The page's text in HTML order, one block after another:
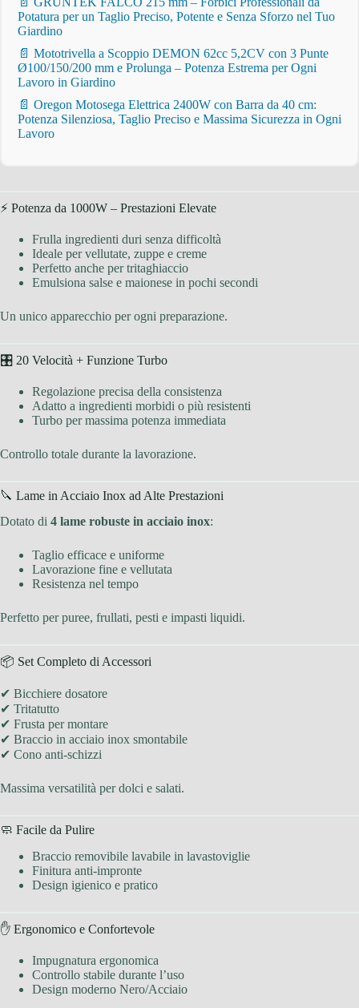
Potatura per un Taglio Preciso, Potente e Senza Sforzo nel Tuo
Giardino
📄 Mototrivella a Scoppio DEMON 62cc 5,2CV con 3 Punte
Ø100/150/200 mm e Prolunga – Potenza Estrema per Ogni
Lavoro in Giardino
📄 Oregon Motosega Elettrica 2400W con Barra da 40 cm:
Potenza Silenziosa, Taglio Preciso e Massima Sicurezza in Ogni
Lavoro
⚡ Potenza da 1000W – Prestazioni Elevate
Frulla ingredienti duri senza difficoltà
Ideale per vellutate, zuppe e creme
Perfetto anche per tritaghiaccio
Emulsiona salse e maionese in pochi secondi
Un unico apparecchio per ogni preparazione.
🎛 20 Velocità + Funzione Turbo
Regolazione precisa della consistenza
Adatto a ingredienti morbidi o più resistenti
Turbo per massima potenza immediata
Controllo totale durante la lavorazione.
🔪 Lame in Acciaio Inox ad Alte Prestazioni
Dotato di 4 lame robuste in acciaio inox:
Taglio efficace e uniforme
Lavorazione fine e vellutata
Resistenza nel tempo
Perfetto per puree, frullati, pesti e impasti liquidi.
📦 Set Completo di Accessori
✔ Bicchiere dosatore
✔ Tritatutto
✔ Frusta per montare
✔ Braccio in acciaio inox smontabile
✔ Cono anti-schizzi
Massima versatilità per dolci e salati.
🧼 Facile da Pulire
Braccio removibile lavabile in lavastoviglie
Finitura anti-impronte
Design igienico e pratico
✋ Ergonomico e Confortevole
Impugnatura ergonomica
Controllo stabile durante l’uso
Design moderno Nero/Acciaio